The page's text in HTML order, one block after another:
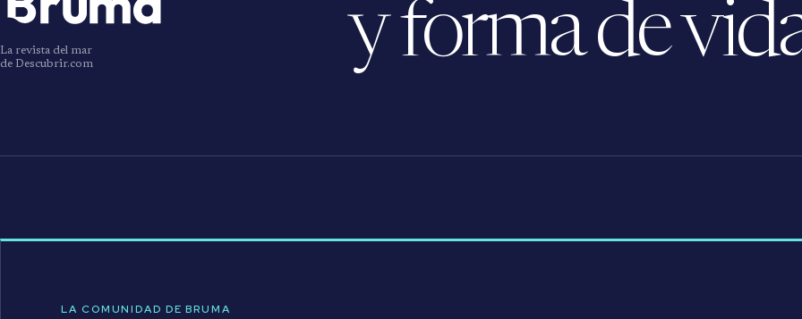
La revista del mar
de Descubrir.com
y forma de
LA COMUNIDAD DE BRUMA